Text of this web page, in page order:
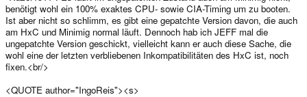
benötigt wohl ein 100% exaktes CPU- sowie CIA-Timing um zu booten.
Ist aber nicht so schlimm, es gibt eine gepatchte Version davon, die auch
am HxC und Minimig normal läuft. Dennoch hab ich JEFF mal die
ungepatchte Version geschickt, vielleicht kann er auch diese Sache, die
wohl eine der letzten verbliebenen Inkompatibilitäten des HxC ist, noch
fixen.<br/>
<QUOTE author="IngoReis"><s>